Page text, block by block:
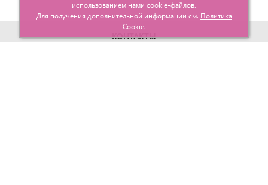
КОНТАКТЫ
использованием нами cookie-файлов.
Для получения дополнительной информации см. Политика
Cookie.